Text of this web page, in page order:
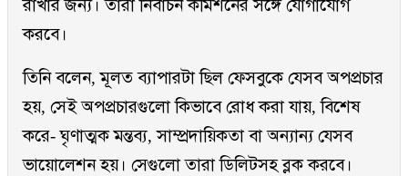
রাখার জন্য। তারা নির্বাচন কমিশনের সঙ্গে যোগাযোগ
করবে।
তিনি বলেন, মূলত ব্যাপারটা ছিল ফেসবুকে যেসব অপপ্রচার
হয়, সেই অপপ্রচারগুলো কিভাবে রোধ করা যায়, বিশেষ
করে- ঘৃণাত্মক মন্তব্য, সাম্প্রদায়িকতা বা অন্যান্য যেসব
ভায়োলেশন হয়। সেগুলো তারা ডিলিটসহ ব্লক করবে।